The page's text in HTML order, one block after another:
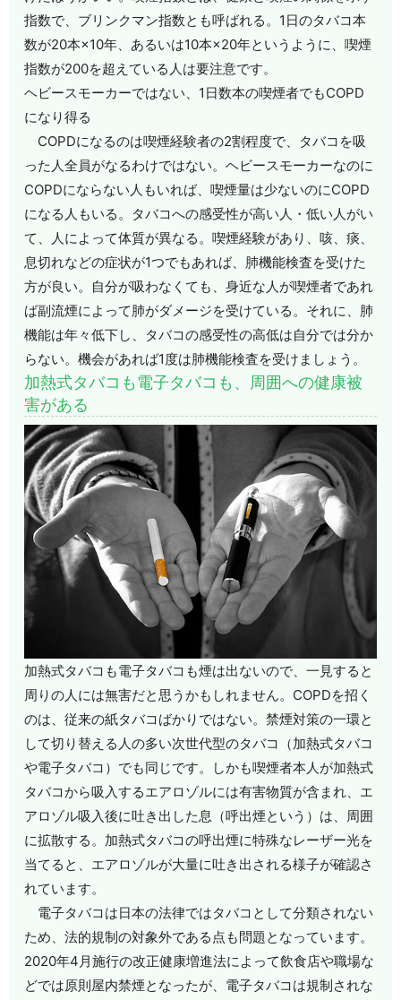
指数で、ブリンクマン指数とも呼ばれる。1日のタバコ本
数が20本×10年、あるいは10本×20年というように、喫煙
指数が200を超えている人は要注意です。
ヘビースモーカーではない、1日数本の喫煙者でもCOPD
になり得る
COPDになるのは喫煙経験者の2割程度で、タバコを吸
った人全員がなるわけではない。ヘビースモーカーなのに
COPDにならない人もいれば、喫煙量は少ないのにCOPD
になる人もいる。タバコへの感受性が高い人・低い人がい
て、人によって体質が異なる。喫煙経験があり、咳、痰、
息切れなどの症状が1つでもあれば、肺機能検査を受けた
方が良い。自分が吸わなくても、身近な人が喫煙者であれ
ば副流煙によって肺がダメージを受けている。それに、肺
機能は年々低下し、タバコの感受性の高低は自分では分か
らない。機会があれば1度は肺機能検査を受けましょう。
加熱式タバコも電子タバコも、周囲への健康被
害がある
加熱式タバコも電子タバコも煙は出ないので、一見すると
周りの人には無害だと思うかもしれません。COPDを招く
のは、従来の紙タバコばかりではない。禁煙対策の一環と
して切り替える人の多い次世代型のタバコ（加熱式タバコ
や電子タバコ）でも同じです。しかも喫煙者本人が加熱式
タバコから吸入するエアロゾルには有害物質が含まれ、エ
アロゾル吸入後に吐き出した息（呼出煙という）は、周囲
に拡散する。加熱式タバコの呼出煙に特殊なレーザー光を
当てると、エアロゾルが大量に吐き出される様子が確認さ
れています。
電子タバコは日本の法律ではタバコとして分類されない
ため、法的規制の対象外である点も問題となっています。
2020年4月施行の改正健康増進法によって飲食店や職場な
どでは原則屋内禁煙となったが、電子タバコは規制されな